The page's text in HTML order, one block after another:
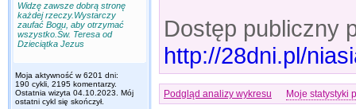
Widzę zawsze dobrą stronę
każdej rzeczy.Wystarczy
zaufać Bogu, aby otrzymać
wszystko.Św. Teresa od
Dzieciątka Jezus
Moja aktywność w 6201 dni:
190 cykli, 2195 komentarzy.
Ostatnia wizyta 04.10.2023 . Mój
ostatni cykl się skończył.
Dostęp publiczny
http://28dni.pl/
Podgląd analizy wykresu Moje statystyki